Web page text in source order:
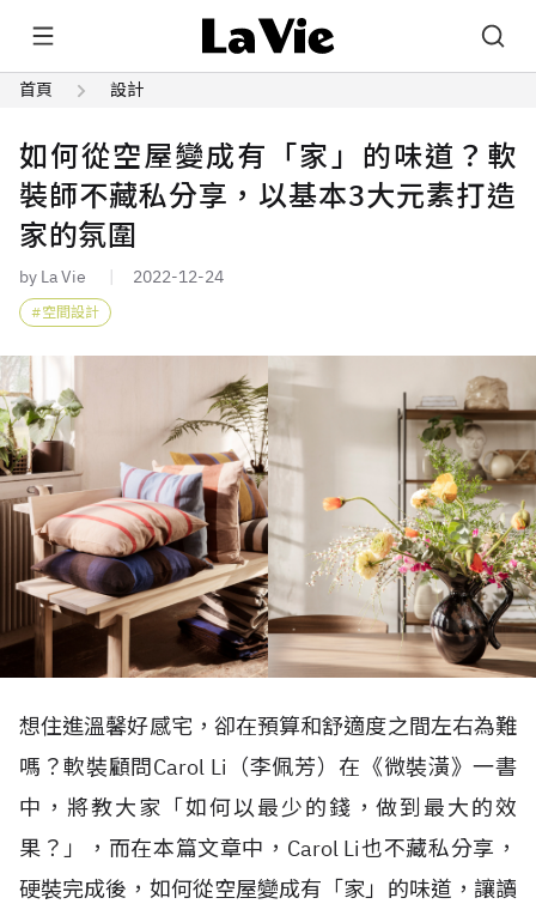
首頁 設計
如何從空屋變成有「家」的味道？軟
裝師不藏私分享，以基本3大元素打造
家的氛圍
by La Vie 2022-12-24
空間設計
想住進溫馨好感宅，卻在預算和舒適度之間左右為難
嗎？軟裝顧問Carol Li（李佩芳）在《微裝潢》一書
中，將教大家「如何以最少的錢，做到最大的效
果？」，而在本篇文章中，Carol Li也不藏私分享，
硬裝完成後，如何從空屋變成有「家」的味道，讓讀